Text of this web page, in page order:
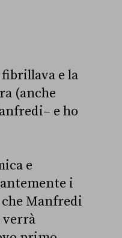
e la
(anche
e ho
e
i
Manfredi
verrà